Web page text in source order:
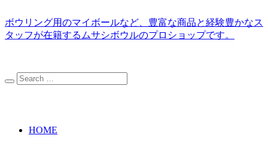
ボウリング用のマイボールなど、豊富な商品と経験豊かなス
タッフが在籍するムサシボウルのプロショップです。
HOME